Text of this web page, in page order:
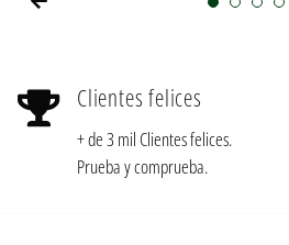
Clientes felices
+ de 3 mil Clientes felices.
Prueba y comprueba.